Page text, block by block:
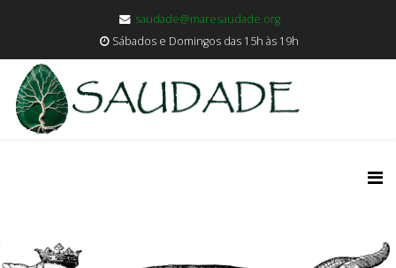
saudade@maresaudade.org
Sábados e Domingos das 15h às 19h